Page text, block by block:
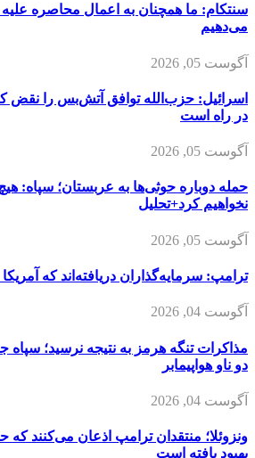
سنتکام: ما همچنان به اعمال محاصره علیه
می‌دهیم
آگوست 05, 2026
اسرائیل: حزب‌الله توافق آتش‌بس را نقض
در راه است
آگوست 05, 2026
حمله دوباره حوثی‌ها به عربستان؛ سپاه:
نخواهیم کرد+تحلیل
آگوست 05, 2026
ترامپ: سرمایه‌گذاران دریافته‌اند که
آگوست 04, 2026
مذاکرات تنگه هرمز به نتیجه نرسید؛ سپاه
دو ناو هواپیمابر
آگوست 04, 2026
ونزوئلا؛ منتقدان ترامپ اذعان می‌کنند که
بهبود یافته است